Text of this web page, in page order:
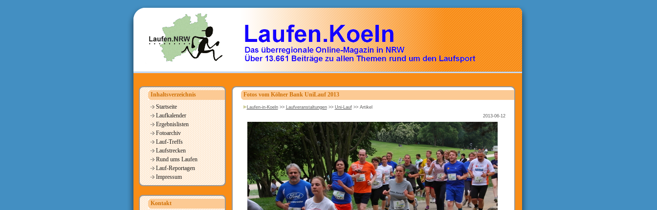
Inhaltsverzeichnis
Startseite
Laufkalender
Ergebnislisten
Fotoarchiv
Lauf-Treffs
Laufstrecken
Rund ums Laufen
Lauf-Reportagen
Impressum
Kontakt
Fotos vom Kölner Bank UniLauf 2013
Laufen-in-Koeln>> Laufveranstaltungen>> Uni-Lauf>> Artikel
2013-06-12